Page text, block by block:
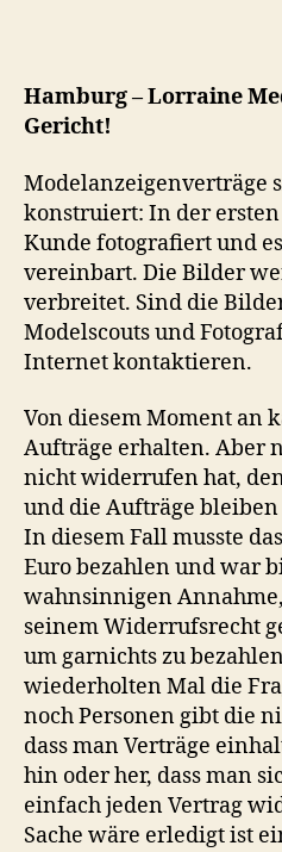
Hamburg – Lorraine
Gericht!
Modelanzeigenverträge
konstruiert: In der
Kunde fotografiert und
vereinbart. Die Bilder
verbreitet. Sind die
Modelscouts und
Internet kontaktieren.
Von diesem Moment an
Aufträge erhalten. Aber
nicht widerrufen hat,
und die Aufträge
In diesem Fall musste
Euro bezahlen und war
wahnsinnigen
seinem Widerrufsrecht
um garnichts zu
wiederholten Mal die
noch Personen gibt die
dass man Verträge
hin oder her, dass man
einfach jeden Vertrag
Sache wäre erledigt ist